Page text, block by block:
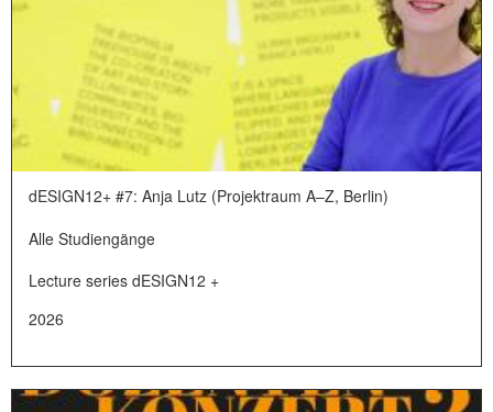
dESIGN12+ #7: Anja Lutz (Projektraum A–Z, Berlin)
Alle Studiengänge
Lecture series dESIGN12 +
2026